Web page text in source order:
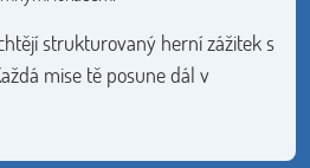
strukturovaný herní zážitek s
mise tě posune dál v